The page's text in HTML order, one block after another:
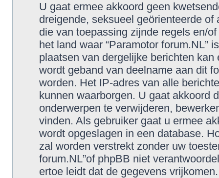
U gaat ermee akkoord geen
dreigende, seksueel geörienteerde
die van toepassing zijnde regels en/
het land waar “Paramotor forum.NL”
plaatsen van dergelijke berichten
wordt geband van deelname aan dit
worden. Het IP-adres van alle
kunnen waarborgen. U gaat akkoord
onderwerpen te verwijderen,
vinden. Als gebruiker gaat u ermee
wordt opgeslagen in een database.
zal worden verstrekt zonder uw
forum.NL”of phpBB niet
ertoe leidt dat de gegevens vrijkomen.